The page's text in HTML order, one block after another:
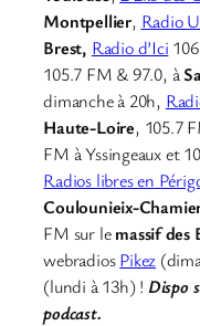
Montpellier, Radio U
Brest, Radio d’Ici
105.7 FM & 97.0, à
dimanche à 20h,
Haute-Loire, 105.7
FM à Yssingeaux et
Radios libres en
Coulounieix-
FM sur lemassif des
webradiosPikez
(lundi à 13h) ! Dispo
podcast.